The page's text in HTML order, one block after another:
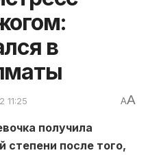
в
11:25 AA
получила
степени после того,